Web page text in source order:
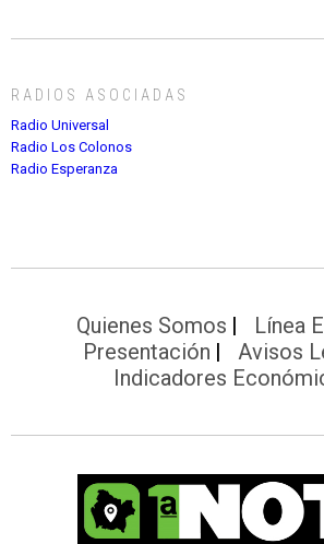
RADIOS ASOCIADAS
Radio Universal
Radio Los Colonos
Radio Esperanza
Quienes Somos
Línea
Presentación
Avisos
Indicadores